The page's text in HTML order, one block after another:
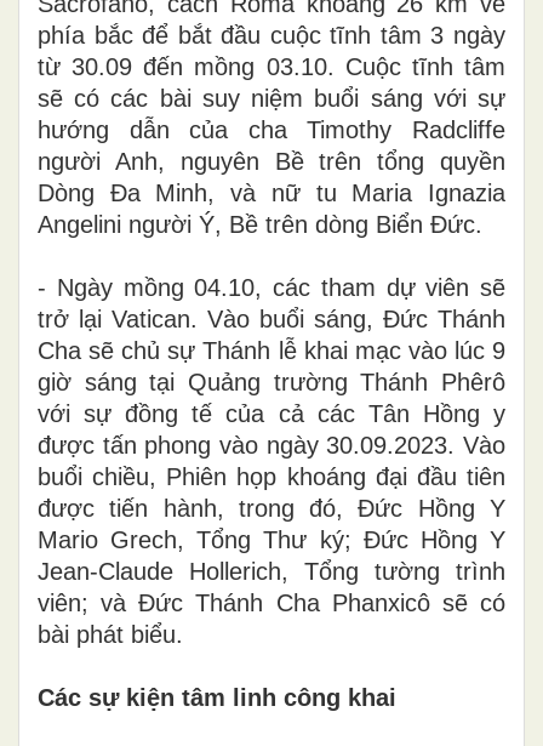
phía bắc để bắt đầu cuộc tĩnh tâm 3 ngày
từ 30.09 đến mồng 03.10. Cuộc tĩnh tâm
sẽ cócác bài suy niệm buổi sáng với sự
hướng dẫn của cha Timothy Radcliffe
người Anh, nguyên Bề trên tổng quyền
Dòng Đa Minh, và nữ tu Maria Ignazia
Angelini người Ý, Bề trên dòng Biển Đức.
- Ngàymồng 04.10, các tham dự viên sẽ
trở lại Vatican. Vào buổi sáng, Đức Thánh
Cha sẽ chủ sựThánh lễ khai mạcvào úc 9
giờ sángtại Quảng trường Thánh Phêrô
với sự đồng tế của cả các Tân Hồng y
được tấn phong vào ngày 30.09.2023. Vào
buổi chiều, Phiên họp khoáng đại đầu tiên
được tiến hành, trong đó,Đức Hồng Y
Mario Grech,Tổng Thư ký; Đức Hồng Y
Jean-Claude Hollerich, Tổng tường trình
viên; và Đức Thánh Cha Phanxicô sẽ có
bài phát biểu.
Các sự kiện tâm linh công khai